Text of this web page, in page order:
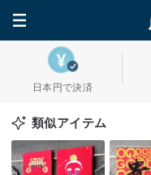
日本円で決済
類似アイテム